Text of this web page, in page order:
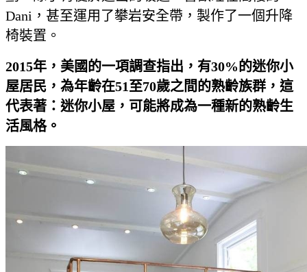
Dani，甚至運用了攀岩安全帶，製作了一個升降
椅裝置。
2015年，美國的一項調查指出，有30% 的迷你小
屋居民，為年齡在51至70歲之間的熟齡族群，這
代表著：迷你小屋，可能將成為一種新的熟齡生
活風格。